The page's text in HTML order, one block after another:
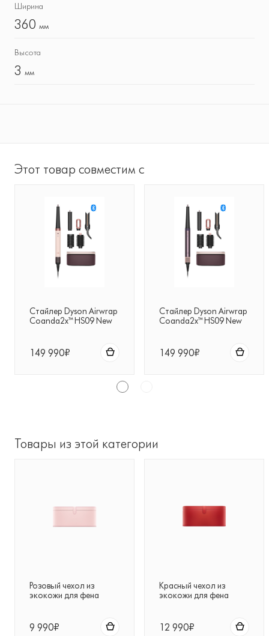
Ширина
360 мм
Высота
3 мм
Этот товар совместим с
Стайлер Dyson Airwrap
Coanda2x™ HS09 New
розовый/Розовое
золото)
149 990₽
Стайлер Dyson Airwrap
Coanda2x™ HS09 New
Сливовый)
149 990₽
Товары из этой категории
Розовый чехол из
экокожи для фена
9 990₽
Красный чехол из
экокожи для фена
12 990₽